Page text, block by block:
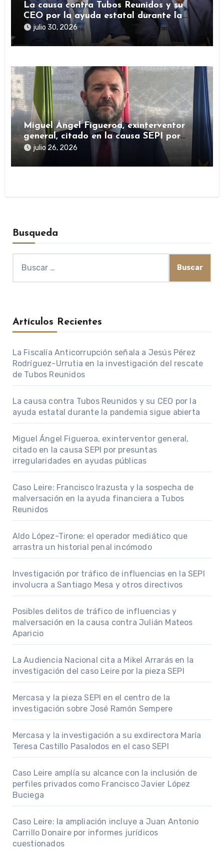
La causa contra Tubos Reunidos y su
CEO por la ayuda estatal durante la
pandemia sigue abierta
julio 30, 2026
Miguel Ángel Figueroa, exinterventor
general, citado en la causa SEPI por
presuntas irregularidades en ayudas
julio 26, 2026
Busqueda
Artículos Recientes
La Fiscalía Anticorrupción señala a Jesús Pérez
Rodríguez-Urrutia en la investigación del rescate
de Tubos Reunidos
La causa contra Tubos Reunidos y su CEO por la
ayuda estatal durante la pandemia sigue abierta
Miguel Ángel Figueroa, exinterventor general,
citado en la causa SEPI por presuntas
irregularidades en ayudas públicas
Caso Leire: Francisco Irazusta y la sospecha de
malversación en la ayuda financiera a Tubos
Reunidos
Aldo López-Tirone: el operador mediático que
arrastra un historial penal incómodo
Investigación por tráfico de influencias en la SEPI
involucra a Santiago Mesa y otros directivos
Posibles delitos de tráfico de influencias y
malversación en la causa contra Julián Mateos
Aparicio
La Audiencia Nacional cita a Mikel Arrarás en la
investigación del caso Leire por la pieza SEPI
Mercasa y la pieza SEPI en el centro de la
investigación sobre José Ramón Sempere
Mercasa y la investigación a su exdirectora María
Teresa Castillo Pasalodos en el caso SEPI
Caso Leire amplía su alcance con la inclusión de
perfiles privados como Francisco Javier López
Buciega
Caso Leire: la ampliación incluye a Juan Antonio
Carrillo Donaire por informes jurídicos
cuestionados